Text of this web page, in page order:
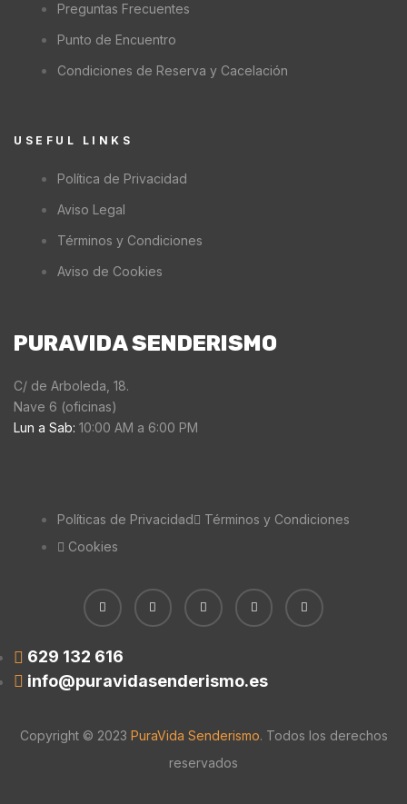
Preguntas Frecuentes
Punto de Encuentro
Condiciones de Reserva y Cacelación
USEFUL LINKS
Política de Privacidad
Aviso Legal
Términos y Condiciones
Aviso de Cookies
PURAVIDA SENDERISMO
C/ de Arboleda, 18.
Nave 6 (oficinas)
Lun a Sab: 10:00 AM a 6:00 PM
Políticas de Privacidad
Términos y Condiciones
Cookies
629 132 616
info@puravidasenderismo.es
Copyright © 2023 PuraVida Senderismo. Todos los derechos
reservados